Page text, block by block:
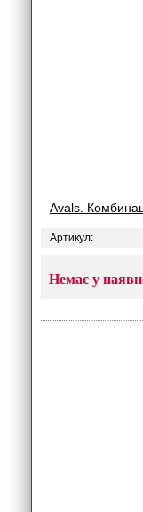
Avals.
Артикул:
Немає у